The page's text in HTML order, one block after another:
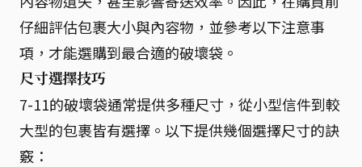
仔細評估包裹大小與內容物，並參考以下注意事
項，才能選購到最合適的破壞袋。
尺寸選擇技巧
7-11的破壞袋通常提供多種尺寸，從小型信件到較
大型的包裹皆有選擇。以下提供幾個選擇尺寸的訣
竅：